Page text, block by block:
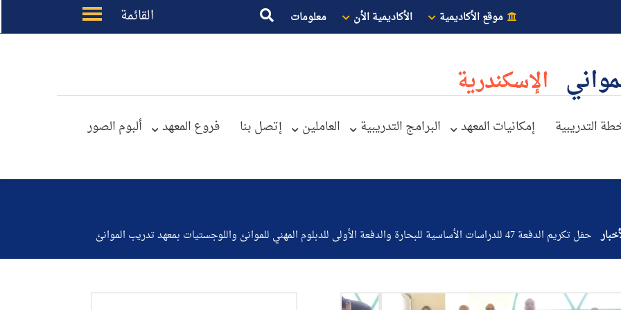
موقع الأكاديمية الأكاديمية الأن معلومات القائمة
الإسكندرية
التدريبية إمكانيات المعهد البرامج التدريبية العاملين إتصل بنا فروع المعهد ألبوم الصور
حفل تكريم الدفعة 47 للدراسات الأساسية للبحارة والدفعة الأولى للدبلوم المهني للموانئ واللوجستيات بمعهد تدريب الموانئ